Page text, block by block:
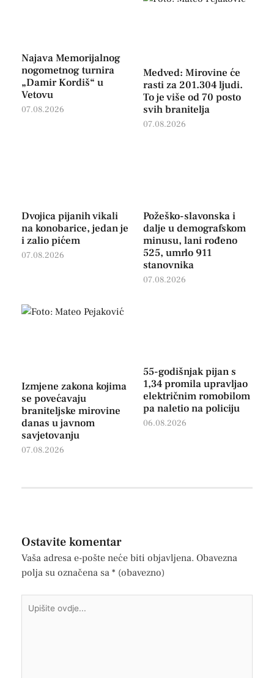
Najava Memorijalnog
nogometnog turnira
„Damir Kordiš“ u
Vetovu
07.08.2026
Medved: Mirovine će
rasti za 201.304 ljudi.
To je više od 70 posto
svih branitelja
07.08.2026
Dvojica pijanih vikali
na konobarice, jedan je
i zalio pićem
07.08.2026
Požeško-slavonska i
dalje u demografskom
minusu, lani rođeno
525, umrlo 911
stanovnika
07.08.2026
Izmjene zakona kojima
se povećavaju
braniteljske mirovine
danas u javnom
savjetovanju
07.08.2026
55-godišnjak pijan s
1,34 promila upravljao
električnim romobilom
pa naletio na policiju
06.08.2026
Ostavite komentar
Vaša adresa e-pošte neće biti objavljena. Obavezna
polja su označena sa * (obavezno)
ovdje...